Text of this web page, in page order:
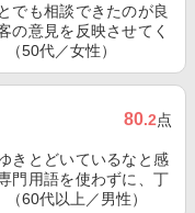
でも相談できたのが良
の意見を反映させてく
50代／女性）
80.2点
きとどいているなと感
門用語を使わずに、丁
60代以上／男性）